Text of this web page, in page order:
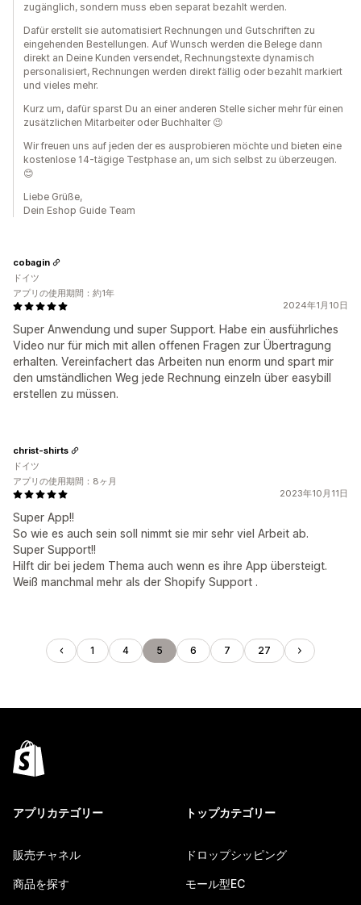
zugänglich, sondern muss eben separat bezahlt werden.
Dafür erstellt sie automatisiert Rechnungen und Gutschriften zu
eingehenden Bestellungen. Auf Wunsch werden die Belege dann
direkt an Deine Kunden versendet, Rechnungstexte dynamisch
personalisiert, Rechnungen werden direkt fällig oder bezahlt markiert
und vieles mehr.
Kurz um, dafür sparst Du an einer anderen Stelle sicher mehr für einen
zusätzlichen Mitarbeiter oder Buchhalter 😉
Wir freuen uns auf jeden der es ausprobieren möchte und bieten eine
kostenlose 14-tägige Testphase an, um sich selbst zu überzeugen.
😊
Liebe Grüße,
Dein Eshop Guide Team
2024年1月10日
Super Anwendung und super Support. Habe ein ausführliches
Video nur für mich mit allen offenen Fragen zur Übertragung
erhalten. Vereinfachert das Arbeiten nun enorm und spart mir
den umständlichen Weg jede Rechnung einzeln über easybill
erstellen zu müssen.
cobagin
ドイツ
アプリの使用期間：約1年
2023年10月11日
Super App!!
So wie es auch sein soll nimmt sie mir sehr viel Arbeit ab.
Super Support!!
Hilft dir bei jedem Thema auch wenn es ihre App übersteigt.
Weiß manchmal mehr als der Shopify Support .
christ-shirts
ドイツ
アプリの使用期間：8ヶ月
1 4 5 6 7 27
アプリカテゴリー
販売チャネル
商品を探す
トップカテゴリー
ドロップシッピング
モール型EC